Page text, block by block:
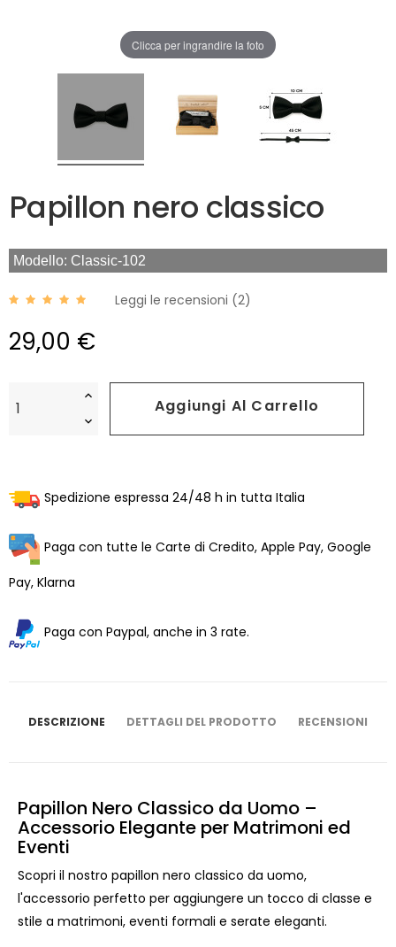
Clicca per ingrandire la foto
Papillon nero classico
Modello: Classic-102
Leggi le recensioni (2)
29,00 €
Aggiungi Al Carrello
Spedizione espressa 24/48 h in tutta Italia
Paga con tutte le Carte di Credito, Apple Pay, Google
Pay, Klarna
Paga con Paypal, anche in 3 rate.
DESCRIZIONE DETTAGLI DEL PRODOTTO RECENSIONI
Papillon Nero Classico da Uomo –
Accessorio Elegante per Matrimoni ed
Eventi
Scopri il nostro papillon nero classico da uomo,
l'accessorio perfetto per aggiungere un tocco di classe e
stile a matrimoni, eventi formali e serate eleganti.